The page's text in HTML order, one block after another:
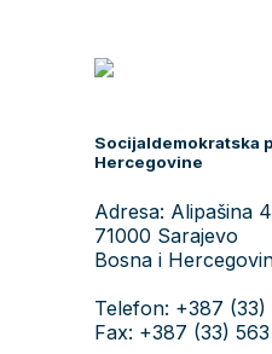
Socijaldemokratska
Hercegovine
Adresa: Alipašina
71000 Sarajevo
Bosna i
Telefon: +387 (33)
Fax: +387 (33)